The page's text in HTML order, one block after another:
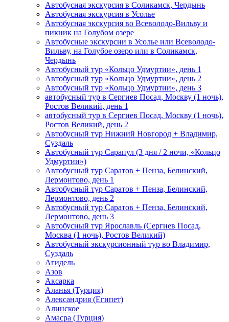
Автобусная экскурсия в Соликамск, Чердынь
Автобусная экскурсия в Усолье
Автобусная экскурсия во Всеволодо-Вильву и
пикник на Голубом озере
Автобусные экскурсии в Усолье или Всеволодо-
Вильву, на Голубое озеро или в Соликамск,
Чердынь
Автобусный тур «Кольцо Удмуртии», день 1
Автобусный тур «Кольцо Удмуртии», день 2
Автобусный тур «Кольцо Удмуртии», день 3
автобусный тур в Сергиев Посад, Москву (1 ночь),
Ростов Великий, день 1
автобусный тур в Сергиев Посад, Москву (1 ночь),
Ростов Великий, день 2
Автобусный тур Нижний Новгород + Владимир,
Суздаль
Автобусный тур Сарапул (3 дня / 2 ночи, «Кольцо
Удмуртии»)
Автобусный тур Саратов + Пенза, Белинский,
Лермонтово, день 1
Автобусный тур Саратов + Пенза, Белинский,
Лермонтово, день 2
Автобусный тур Саратов + Пенза, Белинский,
Лермонтово, день 3
Автобусный тур Ярославль (Сергиев Посад,
Москва (1 ночь), Ростов Великий)
Автобусный экскурсионный тур во Владимир,
Суздаль
Агидель
Азов
Аксарка
Аланья (Турция)
Александрия (Египет)
Алинское
Амасра (Турция)